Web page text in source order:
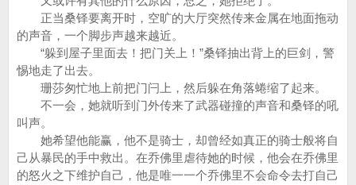
正当桑铎要离开时，空旷的大厅突然传来金属在地面拖动
的声音，一个脚步声越来越近。
“躲到屋子里面去！把门关上！”桑铎抽出背上的巨剑，警
惕地走了出去。
珊莎匆忙地上前把门闩上，然后躲在角落蜷缩了起来。
不一会，她就听到门外传来了武器碰撞的声音和桑铎的吼
叫声。
她希望他能赢，他不是骑士，却曾经如真正的骑士般将自
己从暴民的手中救出。在乔佛里虐待她的时候，他会在乔佛里
的怒火之下维护自己，他是唯一一个乔佛里不会命令去打自己